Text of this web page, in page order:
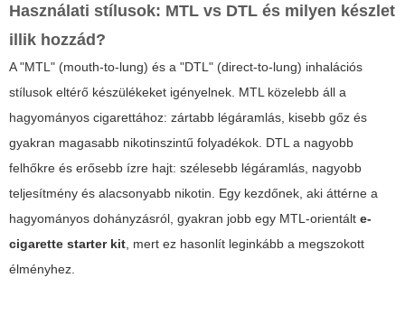
Használati stílusok: MTL vs DTL és milyen készlet
illik hozzád?
A "MTL" (mouth-to-lung) és a "DTL" (direct-to-lung) inhalációs
stílusok eltérő készülékeket igényelnek. MTL közelebb áll a
hagyományos cigarettához: zártabb légáramlás, kisebb gőz és
gyakran magasabb nikotinszintű folyadékok. DTL a nagyobb
felhőkre és erősebb ízre hajt: szélesebb légáramlás, nagyobb
teljesítmény és alacsonyabb nikotin. Egy kezdőnek, aki áttérne a
hagyományos dohányzásról, gyakran jobb egy MTL-orientált e-
cigarette starter kit , mert ez hasonlít leginkább a megszokott
élményhez.